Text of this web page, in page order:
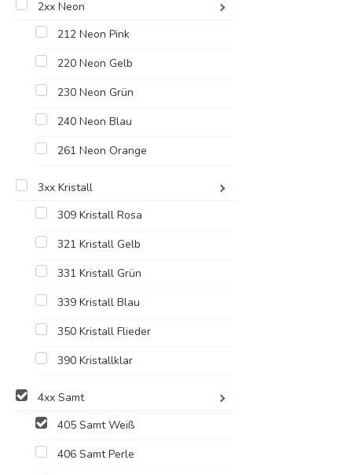
2xx Neon
212 Neon Pink
220 Neon Gelb
230 Neon Grün
240 Neon Blau
261 Neon Orange
3xx Kristall
309 Kristall Rosa
321 Kristall Gelb
331 Kristall Grün
339 Kristall Blau
350 Kristall Flieder
390 Kristallklar
4xx Samt
405 Samt Weiß
406 Samt Perle